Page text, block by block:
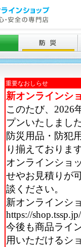
重要なおしらせ
新オンラインシ
このたび、2026
プンいたしまし
防災用品・防犯
り揃えておりま
オンラインショ
せやお見積りが
談ください。
新オンラインシ
https://shop.tssp.jp/
今後も商品ライ
用いただけるシ